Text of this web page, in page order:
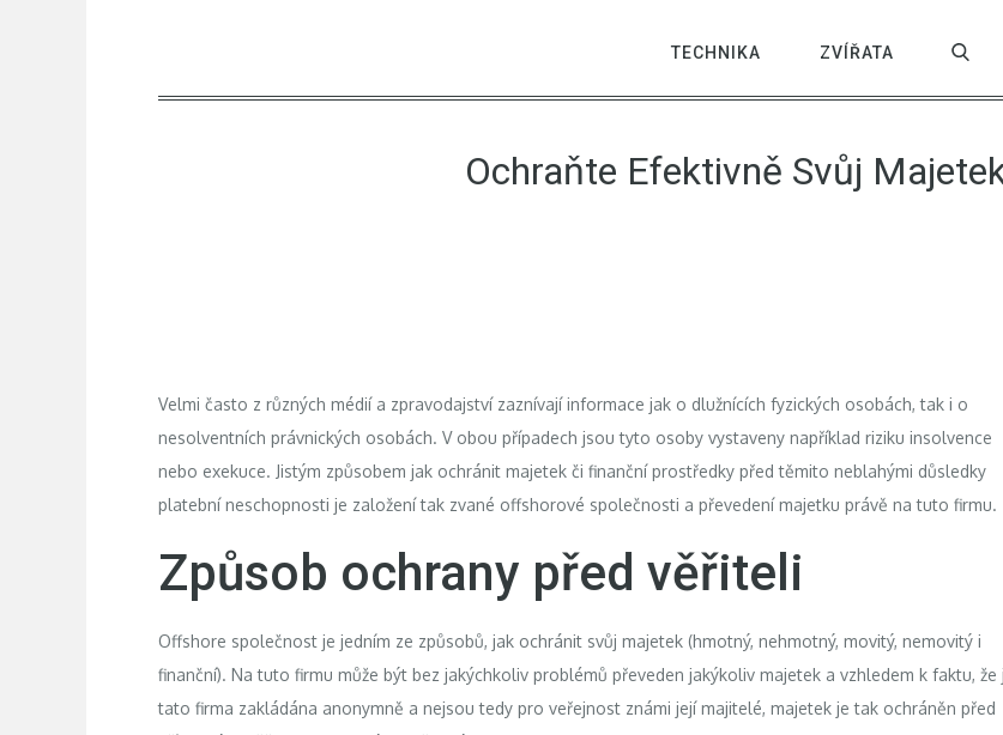
TECHNIKA ZVÍŘATA
Ochraňte Efektivně Svůj
Velmi často z různých médií a zpravodajství zaznívají informace jak o dlužnících fyzických osobách, tak i o
nesolventních právnických osobách. V obou případech jsou tyto osoby vystaveny například riziku insolvence
nebo exekuce. Jistým způsobem jak ochránit majetek či finanční prostředky před těmito neblahými důsledky
platební neschopnosti je založení tak zvané offshorové společnosti a převedení majetku právě na tuto firmu.
Způsob ochrany před věřiteli
Offshore společnost je jedním ze způsobů, jak ochránit svůj majetek (hmotný, nehmotný, movitý, nemovitý i
finanční). Na tuto firmu může být bez jakýchkoliv problémů převeden jakýkoliv majetek a vzhledem k faktu, že
tato firma zakládána anonymně a nejsou tedy pro veřejnost známi její majitelé, majetek je tak ochráněn před